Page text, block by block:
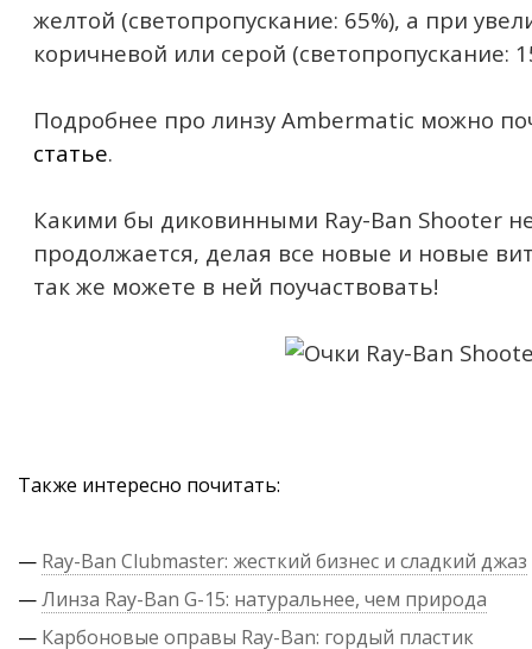
желтой (светопропускание: 65%), а при
коричневой или серой (светопропускание:
Подробнее про линзу Ambermatic можно
статье.
Какими бы диковинными Ray-Ban Shooter
продолжается, делая все новые и новые
так же можете в ней поучаствовать!
Также интересно почитать:
— Ray-Ban Clubmaster: жесткий бизнес и сладкий джаз
—Линза Ray-Ban G-15: натуральнее, чем природа
— Карбоновые оправы Ray-Ban: гордый пластик